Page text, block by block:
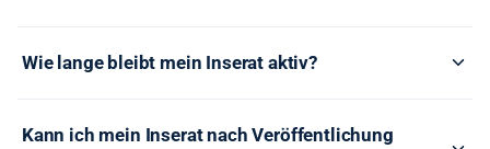
Wie lange bleibt mein Inserat aktiv?
Kann ich mein Inserat nach Veröffentlichung